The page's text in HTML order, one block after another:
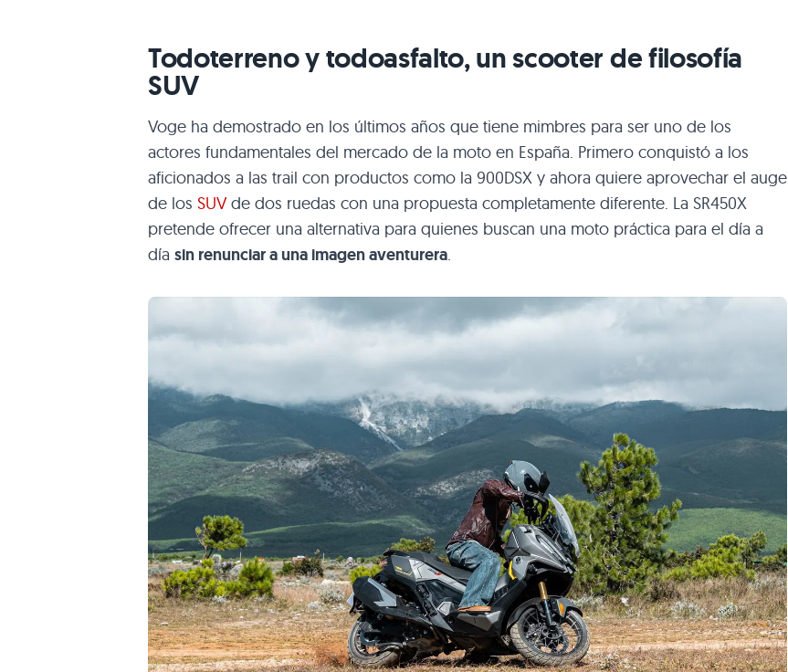
Todoterreno y todoasfalto, un scooter de filosofía
SUV
Voge ha demostrado en los últimos años que tiene mimbres para ser uno de los
actores fundamentales del mercado de la moto en España. Primero conquistó a los
aficionados a las trail con productos como la 900DSX y ahora quiere aprovechar el auge
de los SUVde dos ruedas con una propuesta completamente diferente. La SR450X
pretende ofrecer una alternativa para quienes buscan una moto práctica para el día a
día sin renunciar a una imagen aventurera.